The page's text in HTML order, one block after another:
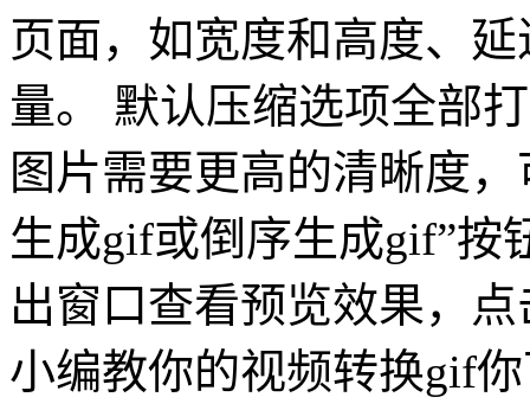
页面，如宽度和高度、
量。 默认压缩选项全部
图片需要更高的清晰度
生成gif或倒序生成gif”按
出窗口查看预览效果，
小编教你的视频转换gif